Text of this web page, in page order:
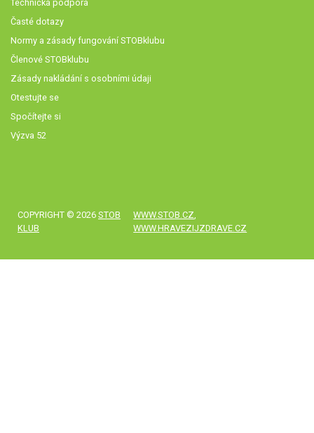
Technická podpora
Časté dotazy
Normy a zásady fungování STOBklubu
Členové STOBklubu
Zásady nakládání s osobními údaji
Otestujte se
Spočítejte si
Výzva 52
COPYRIGHT © 2026 STOB
KLUB
WWW.STOB.CZ
WWW.HRAVEZIJZDRAVE.CZ